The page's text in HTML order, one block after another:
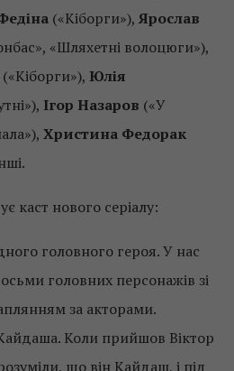
(«Кіборги»), Ярослав
«Шляхетні волоцюги»),
(«Кіборги»), Юлія
Ігор Назаров («У
Христина Федорак
каст нового серіалу:
головного героя. У нас
головних персонажів зі
за акторами.
Коли прийшов Віктор
що він Кайдаш, і під